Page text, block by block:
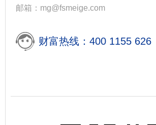
邮箱：mg@fsmeige.com
财富热线：400 1155 626